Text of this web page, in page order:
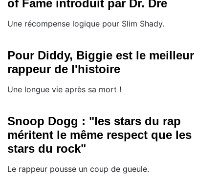
of Fame introduit par Dr. Dre
Une récompense logique pour Slim Shady.
Pour Diddy, Biggie est le meilleur
rappeur de l'histoire
Une longue vie après sa mort !
Snoop Dogg : "les stars du rap
méritent le même respect que les
stars du rock"
Le rappeur pousse un coup de gueule.